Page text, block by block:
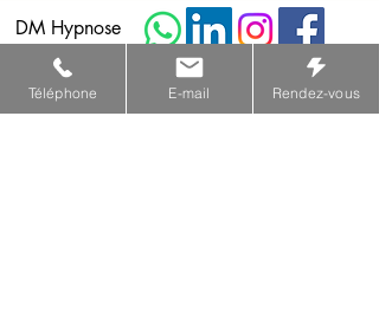
DM Hypnose
Danielle Monestié Hypnose
Téléphone E-mail Rendez-vous